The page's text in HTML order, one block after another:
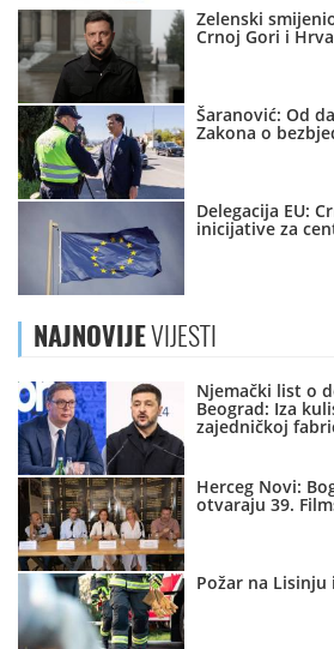
Zelenski
Crnoj Gori i
Šaranović: Od
Zakona o
Delegacija EU:
inicijative za
NAJNOVIJEVIJESTI
Njemački list o
Beograd: Iza
zajedničkoj
Herceg Novi:
otvaraju 39.
Požar na